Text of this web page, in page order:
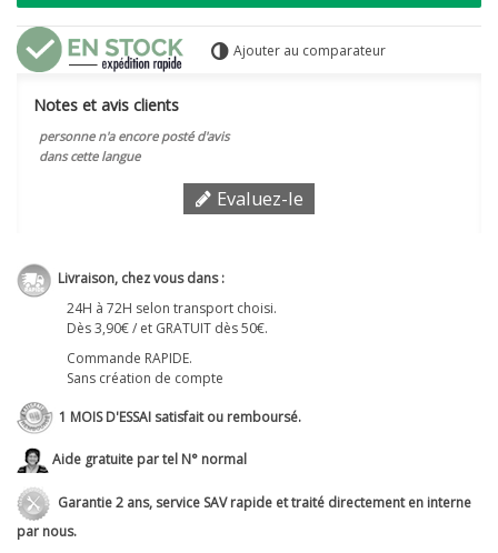
Ajouter au comparateur
Notes et avis clients
personne n'a encore posté d'avis
dans cette langue
Evaluez-le
Livraison, chez vous dans :
24H à 72H selon transport choisi.
Dès 3,90€ / et GRATUIT dès 50€.
Commande RAPIDE.
Sans création de compte
1 MOIS D'ESSAI satisfait ou remboursé.
Aide gratuite par tel N° normal
Garantie 2 ans, service SAV rapide et traité directement en interne
par nous.